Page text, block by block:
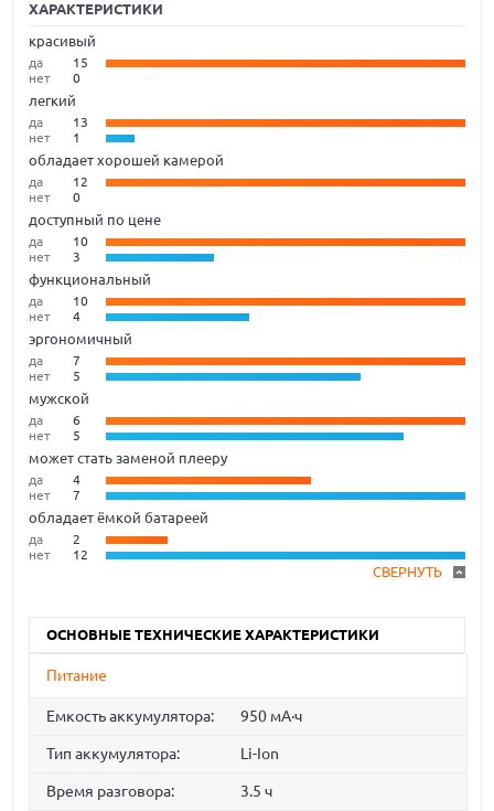
ХАРАКТЕРИСТИКИ
красивый
да
15
нет
0
легкий
да
13
нет
1
обладает хорошей камерой
да
12
нет
0
доступный по цене
да
10
нет
3
функциональный
да
10
нет
4
эргономичный
да
7
нет
5
мужской
да
6
нет
5
может стать заменой плееру
да
4
нет
7
обладает ёмкой батареей
да
2
нет
12
СВЕРНУТЬ
ОСНОВНЫЕ ТЕХНИЧЕСКИЕ ХАРАКТЕРИСТИКИ
Питание
Емкость аккумулятора: 950 мА·ч
Тип аккумулятора: Li-Ion
Время разговора: 3.5 ч